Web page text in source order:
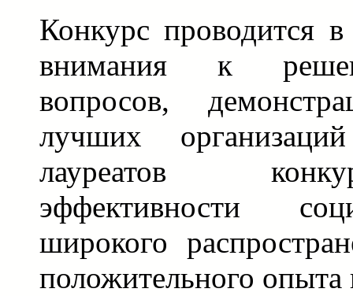
Конкурс проводится
внимания к
вопросов,
лучших
лауреатов
эффективности
широкого
положительного опыта